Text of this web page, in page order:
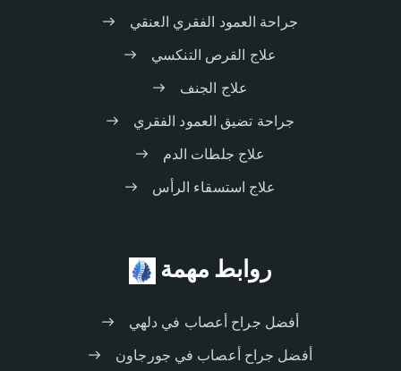
جراحة العمود الفقري العنقي
علاج القرص التنكسي
علاج الجنف
جراحة تضيق العمود الفقري
علاج جلطات الدم
علاج استسقاء الرأس
روابط مهمة
أفضل جراح أعصاب في دلهي
أفضل جراح أعصاب في جورجاون